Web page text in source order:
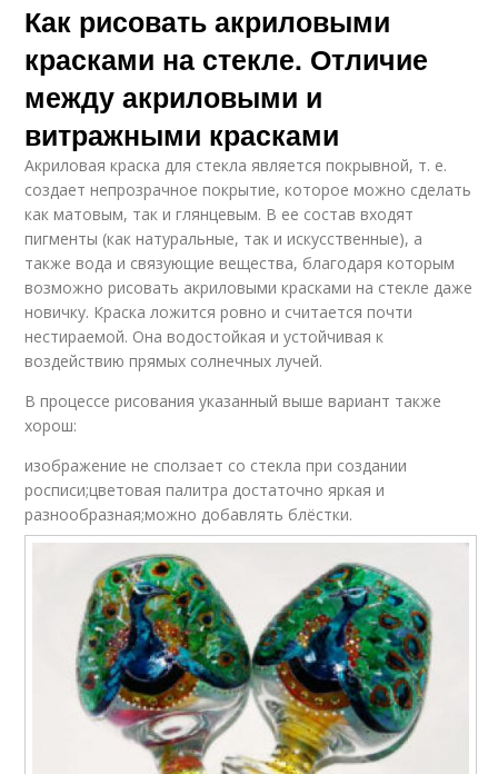
Как рисовать акриловыми
красками на стекле. Отличие
между акриловыми и
витражными красками
Акриловая краска для стекла является покрывной, т. е.
создает непрозрачное покрытие, которое можно сделать
как матовым, так и глянцевым. В ее состав входят
пигменты (как натуральные, так и искусственные), а
также вода и связующие вещества, благодаря которым
возможно рисовать акриловыми красками на стекле даже
новичку. Краска ложится ровно и считается почти
нестираемой. Она водостойкая и устойчивая к
воздействию прямых солнечных лучей.
В процессе рисования указанный выше вариант также
хорош:
изображение не сползает со стекла при создании
росписи;цветовая палитра достаточно яркая и
разнообразная;можно добавлять блёстки.